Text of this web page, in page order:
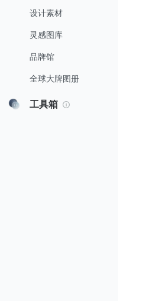
设计素材
灵感图库
品牌馆
全球大牌图册
工具箱